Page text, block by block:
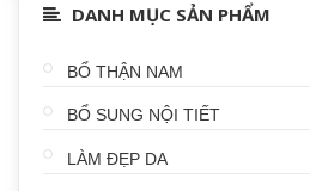
DANH MỤC SẢN PHẨM
BỔ THẬN NAM
BỔ SUNG NỘI TIẾT
LÀM ĐẸP DA